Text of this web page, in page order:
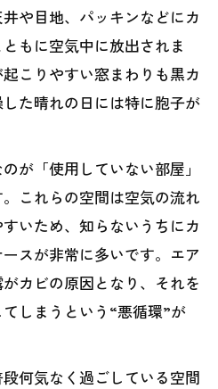
や目地、パッキンなどにカ
もに空気中に放出されま
こりやすい窓まわりも黒カ
た晴れの日には特に胞子が
が「使用していない部屋」
これらの空間は空気の流れ
いため、知らないうちにカ
スが非常に多いです。エア
カビの原因となり、それを
しまうという“悪循環”が
何気なく過ごしている空間